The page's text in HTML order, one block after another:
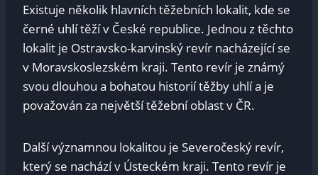
Existuje několik hlavních těžebních lokalit, kde se
černé uhlí těží v České republice. Jednou z těchto
lokalit je Ostravsko-karvinský revír nacházející se
v Moravskoslezském kraji. Tento revír je známý
svou dlouhou a bohatou historií těžby uhlí a je
považován za největší těžební oblast v ČR.
Další významnou lokalitou je Severočeský revír,
který se nachází v Ústeckém kraji. Tento revír je